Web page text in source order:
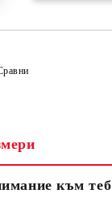
към теб